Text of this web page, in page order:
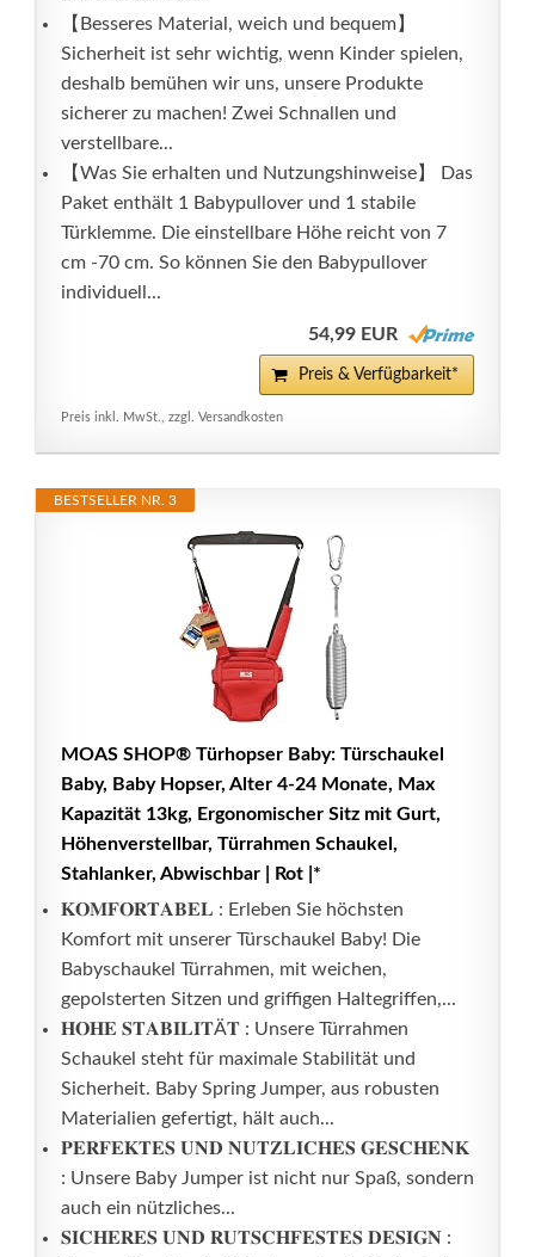
【Besseres Material, weich und bequem】
Sicherheit ist sehr wichtig, wenn Kinder spielen,
deshalb bemühen wir uns, unsere Produkte
sicherer zu machen! Zwei Schnallen und
verstellbare...
【Was Sie erhalten und Nutzungshinweise】 Das
Paket enthält 1 Babypullover und 1 stabile
Türklemme. Die einstellbare Höhe reicht von 7
cm -70 cm. So können Sie den Babypullover
individuell...
54,99 EUR
Preis & Verfügbarkeit*
Preis inkl. MwSt., zzgl. Versandkosten
BESTSELLER NR. 3
MOAS SHOP® Türhopser Baby: Türschaukel
Baby, Baby Hopser, Alter 4-24 Monate, Max
Kapazität 13kg, Ergonomischer Sitz mit Gurt,
Höhenverstellbar, Türrahmen Schaukel,
Stahlanker, Abwischbar | Rot |*
𝐊𝐎𝐌𝐅𝐎𝐑𝐓𝐀𝐁𝐄𝐋 : Erleben Sie höchsten
Komfort mit unserer Türschaukel Baby! Die
Babyschaukel Türrahmen, mit weichen,
gepolsterten Sitzen und griffigen Haltegriffen,...
𝐇𝐎𝐇𝐄 𝐒𝐓𝐀𝐁𝐈𝐋𝐈𝐓Ä𝐓 : Unsere Türrahmen
Schaukel steht für maximale Stabilität und
Sicherheit. Baby Spring Jumper, aus robusten
Materialien gefertigt, hält auch...
𝐏𝐄𝐑𝐅𝐄𝐊𝐓𝐄𝐒 𝐔𝐍𝐃 𝐍𝐔𝐓𝐙𝐋𝐈𝐂𝐇𝐄𝐒 𝐆𝐄𝐒𝐂𝐇𝐄𝐍𝐊
: Unsere Baby Jumper ist nicht nur Spaß, sondern
auch ein nützliches...
𝐒𝐈𝐂𝐇𝐄𝐑𝐄𝐒 𝐔𝐍𝐃 𝐑𝐔𝐓𝐒𝐂𝐇𝐅𝐄𝐒𝐓𝐄𝐒 𝐃𝐄𝐒𝐈𝐆𝐍 :